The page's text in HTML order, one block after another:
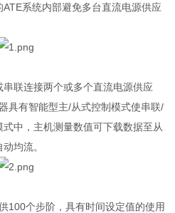
ATE系统内部避免多台直流电源供应
联连接两个或多个直流电源供应
具有智能型主/从式控制模式使串联/
中，主机测量数值可下载数据至从
均流。
100个步阶，具有时间设定值的使用